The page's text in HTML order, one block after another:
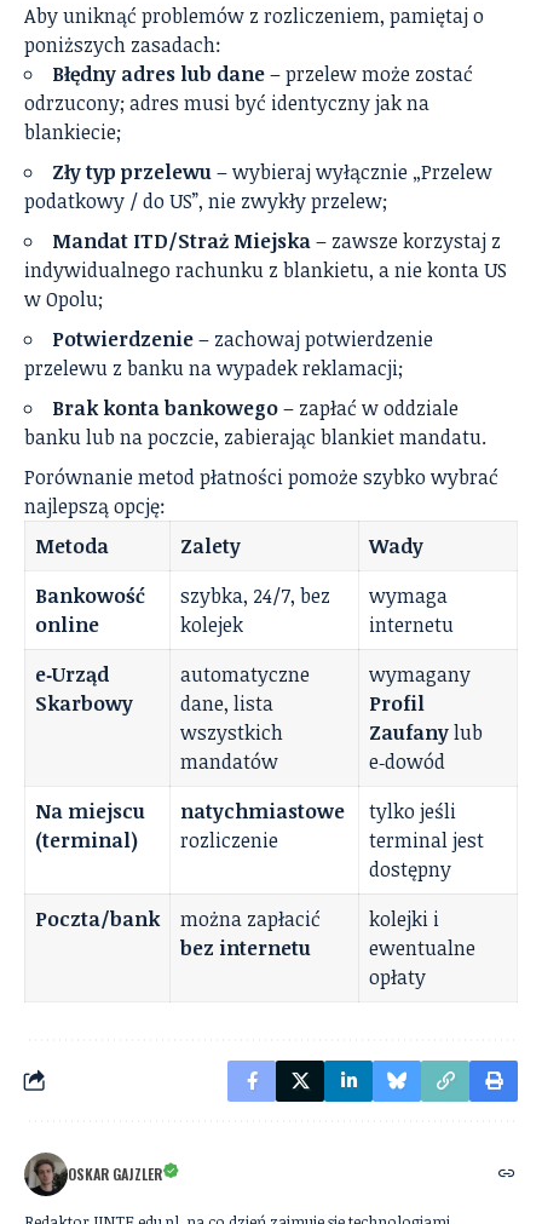
Aby uniknąć problemów z rozliczeniem, pamiętaj o
poniższych zasadach:
Błędny adres lub dane– przelew może zostać
odrzucony; adres musi być identyczny jak na
blankiecie;
Zły typ przelewu– wybieraj wyłącznie „Przelew
podatkowy / do US”, nie zwykły przelew;
Mandat ITD/Straż Miejska– zawsze korzystaj z
indywidualnego rachunku z blankietu, a nie konta US
w Opolu;
Potwierdzenie– zachowaj potwierdzenie
przelewu z banku na wypadek reklamacji;
Brak konta bankowego– zapłać w oddziale
banku lub na poczcie, zabierając blankiet mandatu.
Porównanie metod płatności pomoże szybko wybrać
najlepszą opcję:
Metoda
Zalety
Wady
Bankowość
online
szybka, 24/7, bez
kolejek
wymaga
internetu
e‑Urząd
Skarbowy
automatyczne
dane, lista
wszystkich
mandatów
wymagany
Profil
Zaufanylub
e‑dowód
Na miejscu
(terminal)
natychmiastowe
rozliczenie
tylko jeśli
terminal jest
dostępny
Poczta/bank
można zapłacić
bez internetu
kolejki i
ewentualne
opłaty
OSKAR GAJZLER